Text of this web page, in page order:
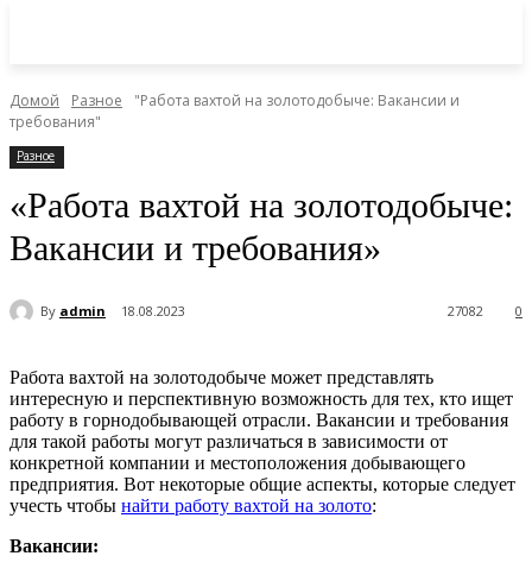
Домой Разное
"Работа вахтой на золотодобыче: Вакансии и
требования"
Разное
«Работа вахтой на золотодобыче:
Вакансии и требования»
By admin 18.08.2023 0
27082
Работа вахтой на золотодобыче может представлять
интересную и перспективную возможность для тех, кто ищет
работу в горнодобывающей отрасли. Вакансии и требования
для такой работы могут различаться в зависимости от
конкретной компании и местоположения добывающего
предприятия. Вот некоторые общие аспекты, которые следует
учесть чтобы найти работу вахтой на золото:
Вакансии: